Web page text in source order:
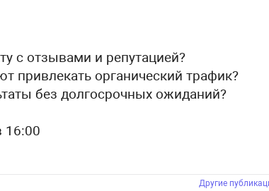
с отзывами и репутацией?
привлекать органический трафик?
без долгосрочных ожиданий?
16:00
Другие